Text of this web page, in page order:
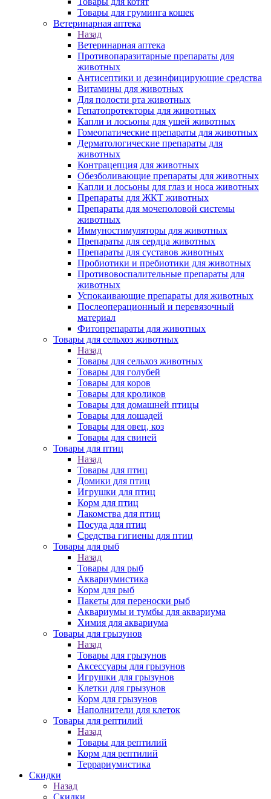
Товары для груминга кошек
Ветеринарная аптека
Назад
Ветеринарная аптека
Противопаразитарные препараты для
животных
Антисептики и дезинфицирующие средства
Витамины для животных
Для полости рта животных
Гепатопротекторы для животных
Капли и лосьоны для ушей животных
Гомеопатические препараты для животных
Дерматологические препараты для
животных
Контрацепция для животных
Обезболивающие препараты для животных
Капли и лосьоны для глаз и носа животных
Препараты для ЖКТ животных
Препараты для мочеполовой системы
животных
Иммуностимуляторы для животных
Препараты для сердца животных
Препараты для суставов животных
Пробиотики и пребиотики для животных
Противовоспалительные препараты для
животных
Успокаивающие препараты для животных
Послеоперационный и перевязочный
материал
Фитопрепараты для животных
Товары для сельхоз животных
Назад
Товары для сельхоз животных
Товары для голубей
Товары для коров
Товары для кроликов
Товары для домашней птицы
Товары для лошадей
Товары для овец, коз
Товары для свиней
Товары для птиц
Назад
Товары для птиц
Домики для птиц
Игрушки для птиц
Корм для птиц
Лакомства для птиц
Посуда для птиц
Средства гигиены для птиц
Товары для рыб
Назад
Товары для рыб
Аквариумистика
Корм для рыб
Пакеты для переноски рыб
Аквариумы и тумбы для аквариума
Химия для аквариума
Товары для грызунов
Назад
Товары для грызунов
Аксессуары для грызунов
Игрушки для грызунов
Клетки для грызунов
Корм для грызунов
Наполнители для клеток
Товары для рептилий
Назад
Товары для рептилий
Корм для рептилий
Террариумистика
Скидки
Назад
Скидки